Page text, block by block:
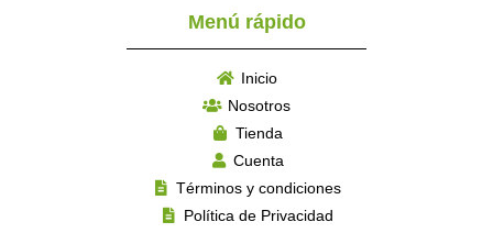
Menú rápido
Inicio
Nosotros
Tienda
Cuenta
Términos y condiciones
Política de Privacidad